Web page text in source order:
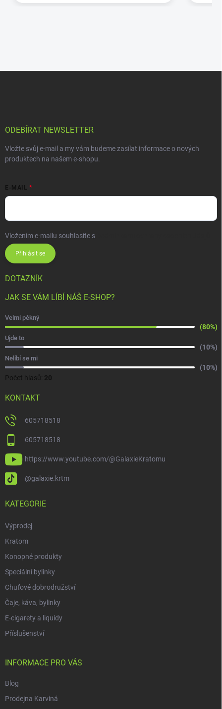
ODEBÍRAT NEWSLETTER
Vložte svůj e-mail a my vám budeme zasílat informace o nových
produktech na našem e-shopu.
E-MAIL
Vložením e-mailu souhlasíte s
Přihlásit se
DOTAZNÍK
JAK SE VÁM LÍBÍ NÁŠ E-SHOP?
Velmi pěkný
(80%)
Ujde to
(10%)
Nelíbí se mi
(10%)
Počet hlasů: 20
KONTAKT
605718518
605718518
https://www.youtube.com/@GalaxieKratomu
@galaxie.krtm
KATEGORIE
Výprodej
Kratom
Konopné produkty
Speciální bylinky
Chuťové dobrodružství
Čaje, káva, bylinky
E-cigarety a liquidy
Příslušenství
INFORMACE PRO VÁS
Blog
Prodejna Karviná